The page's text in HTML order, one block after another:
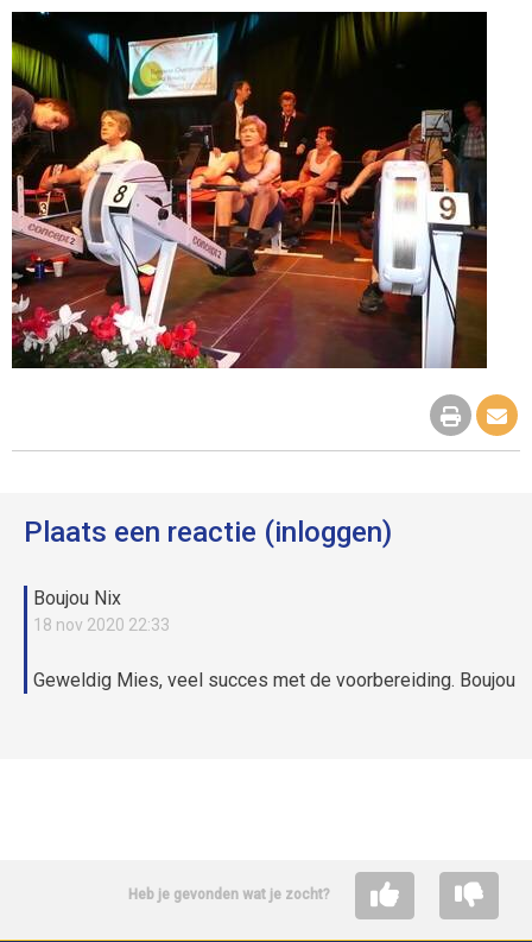
Plaats een reactie (inloggen)
Boujou Nix
18 nov 2020 22:33
Geweldig Mies, veel succes met de voorbereiding. Boujou
Heb je gevonden wat je zocht?